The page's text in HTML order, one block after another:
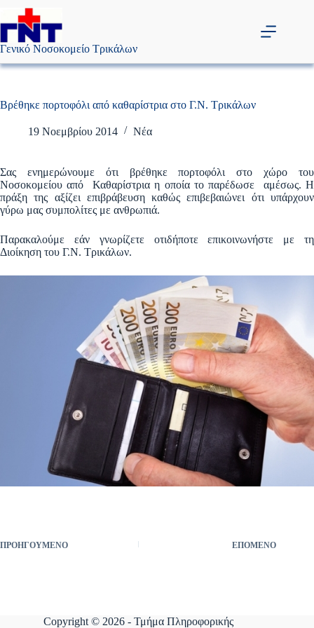
Μετάβαση
περιεχόμενο
Γενικό Νοσοκομείο Τρικάλων
Βρέθηκε πορτοφόλι από καθαρίστρια στο Γ.Ν. Τρικάλων
19 Νοεμβρίου 2014 Νέα
Σας ενημερώνουμε ότι βρέθηκε πορτοφόλι στο χώρο του
Νοσοκομείου από Καθαρίστρια η οποία το παρέδωσε αμέσως. Η
πράξη της αξίζει επιβράβευση καθώς επιβεβαιώνει ότι υπάρχουν
γύρω μας συμπολίτες με ανθρωπιά.
Παρακαλούμε εάν γνωρίζετε οτιδήποτε επικοινωνήστε με τη
Διοίκηση του Γ.Ν. Τρικάλων.
ΠΡΟΗΓΟΎΜΕΝΟ ΕΠΌΜΕΝΟ
Copyright © 2026 - Τμήμα Πληροφορικής